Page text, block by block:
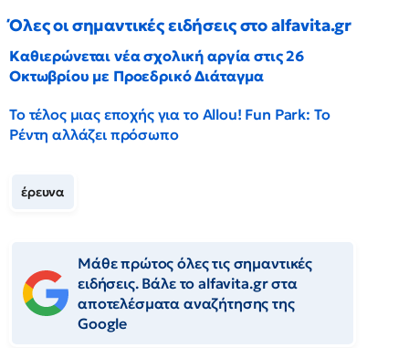
Όλες οι σημαντικές ειδήσεις στο alfavita.gr
Καθιερώνεται νέα σχολική αργία στις 26
Οκτωβρίου με Προεδρικό Διάταγμα
Το τέλος μιας εποχής για το Allou! Fun Park: Το
Ρέντη αλλάζει πρόσωπο
έρευνα
Μάθε πρώτος όλες τις σημαντικές
ειδήσεις. Βάλε το alfavita.gr στα
αποτελέσματα αναζήτησης της
Google